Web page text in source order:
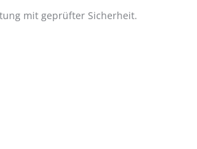
mit geprüfter Sicherheit.